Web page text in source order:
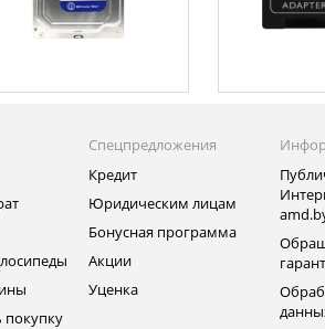
покупку
Спецпредложения
Кредит
Юридическим лицам
Бонусная программа
Акции
Уценка